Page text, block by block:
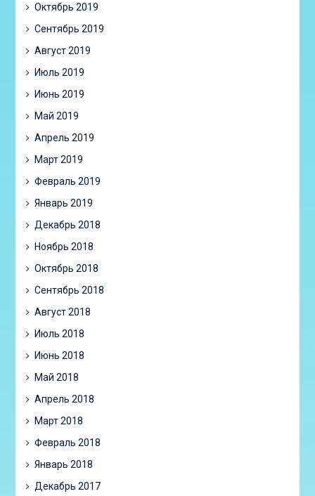
Октябрь 2019
Сентябрь 2019
Август 2019
Июль 2019
Июнь 2019
Май 2019
Апрель 2019
Март 2019
Февраль 2019
Январь 2019
Декабрь 2018
Ноябрь 2018
Октябрь 2018
Сентябрь 2018
Август 2018
Июль 2018
Июнь 2018
Май 2018
Апрель 2018
Март 2018
Февраль 2018
Январь 2018
Декабрь 2017